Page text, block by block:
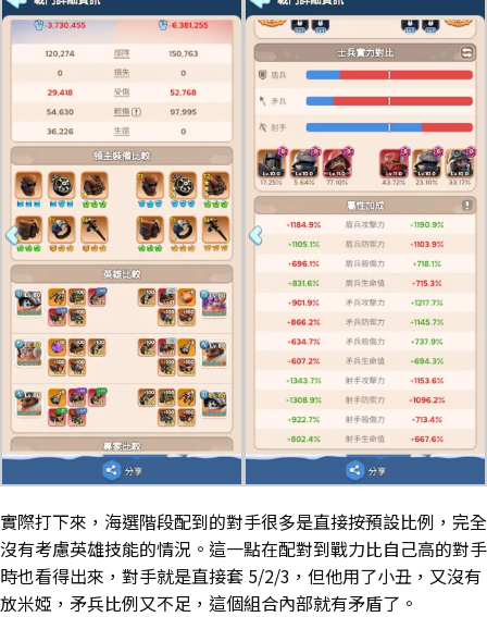
實際打下來，海選階段配到的對手很多是直接按預設比例，完全
沒有考慮英雄技能的情況。這一點在配對到戰力比自己高的對手
時也看得出來，對手就是直接套 5/2/3，但他用了小丑，又沒有
放米婭，矛兵比例又不足，這個組合內部就有矛盾了。